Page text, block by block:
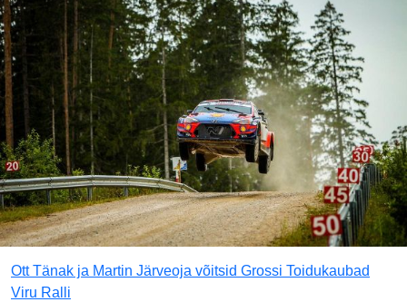
Ott Tänak ja Martin Järveoja võitsid Grossi Toidukaubad
Viru Ralli